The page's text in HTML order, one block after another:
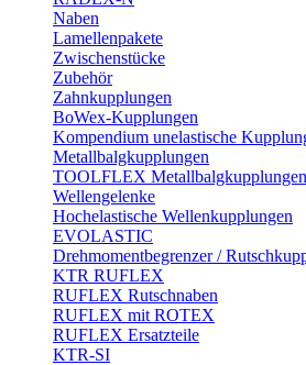
Naben
Lamellenpakete
Zwischenstücke
Zubehör
Zahnkupplungen
BoWex-Kupplungen
Kompendium unelastische
Metallbalgkupplungen
TOOLFLEX Metallbalgkupplungen
Wellengelenke
Hochelastische Wellenkupplungen
EVOLASTIC
Drehmomentbegrenzer /
KTR RUFLEX
RUFLEX Rutschnaben
RUFLEX mit ROTEX
RUFLEX Ersatzteile
KTR-SI